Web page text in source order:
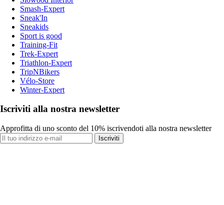
Smash-Expert
Sneak'In
Sneakids
Sport is good
Training-Fit
Trek-Expert
Triathlon-Expert
TripNBikers
Vélo-Store
Winter-Expert
Iscriviti alla nostra newsletter
Approfitta di uno sconto del 10% iscrivendoti alla nostra newsletter
Iscriviti